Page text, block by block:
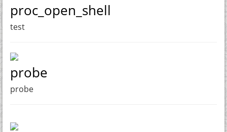
proc_open_shell
test
probe
probe